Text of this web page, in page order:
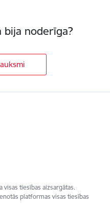
noderīga?
tiesības aizsargātas.
platformas visas tiesības